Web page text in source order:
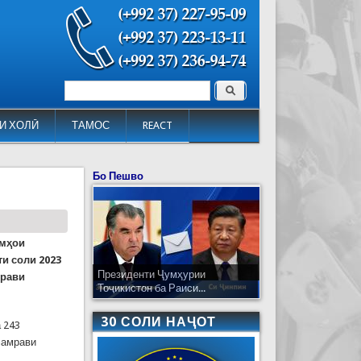
ХОЛӢ ТАМОС REACT
Форма поиска Поиск
соли 2023
243
Бо Пешво
Президенти Ҷумҳурии
Тоҷикистон ба Раиси...
30 СОЛИ НАҶОТ